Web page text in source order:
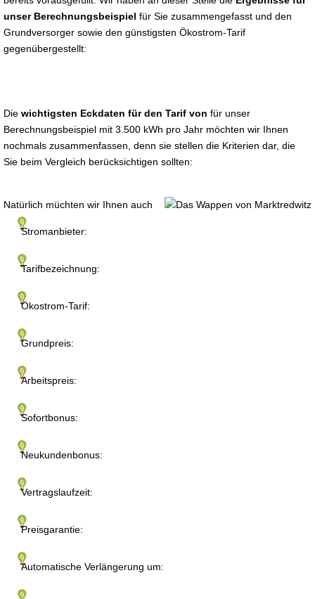
unser Berechnungsbeispiel für Sie zusammengefasst und den
Grundversorger sowie den günstigsten Ökostrom-Tarif
gegenübergestellt:
Die wichtigsten Eckdaten für den Tarif von für unser
Berechnungsbeispiel mit 3.500 kWh pro Jahr möchten wir Ihnen
nochmals zusammenfassen, denn sie stellen die Kriterien dar, die
Sie beim Vergleich berücksichtigen sollten:
Stromanbieter:
Tarifbezeichnung:
Ökostrom-Tarif:
Grundpreis:
Arbeitspreis:
Sofortbonus:
Neukundenbonus:
Vertragslaufzeit:
Preisgarantie:
Automatische Verlängerung um:
Natürlich müchten wir Ihnen auch